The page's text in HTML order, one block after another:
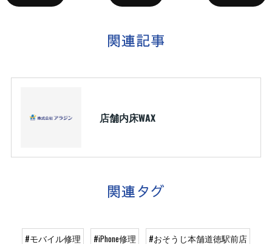
関連記事
店舗内床WAX
関連タグ
#モバイル修理 #iPhone修理 #おそうじ本舗道徳駅前店